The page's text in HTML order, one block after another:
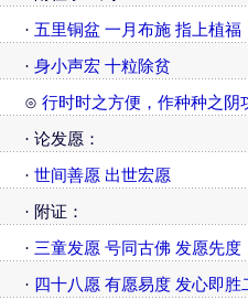
· 五里铜盆 一月布施 指上植福
· 身小声宏 十粒除贫
⊙ 行时时之方便，作种种之阴
· 论发愿：
· 世间善愿 出世宏愿
· 附证：
· 三童发愿 号同古佛 发愿先度
· 四十八愿 有愿易度 发心即胜